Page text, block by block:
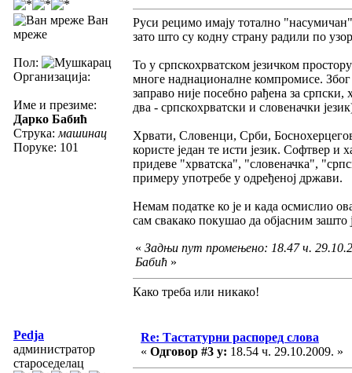
Ван
мреже
Пол:
Организација:
Име и презиме:
Дарко Бабић
Струка: машинац
Поруке: 101
Руси рецимо имају тотално
зато што су кодну страну радили по
То у српскохрватском језичком
многе наднационалне компромисе.
заправо није посебно рађена за српски,
два - српскохрватски и словеначки
Хрвати, Словенци, Срби,
користе један те исти језик. Софтвер и
придеве "хрватска", "словеначка",
примеру употребе у одређеној држави.
Немам податке ко је и када осмислио
сам свакако покушао да објасним зашто
« Задњи пут промењено: 18.47 ч.
Бабић »
Како треба или никако!
Pedja
администратор
староседелац
Re: Тастатурни распоред слова
« Одговор #3 у: 18.54 ч. 29.10.2009. »